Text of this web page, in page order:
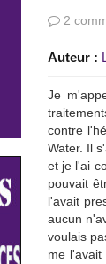
2
Auteur :
Je
contre
Water. Il
et je l'ai
pouvait
l'avait
aucun
voulais
me